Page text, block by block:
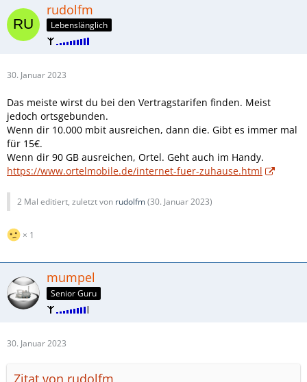
rudolfm
Lebenslänglich
30. Januar 2023
Das meiste wirst du bei den Vertragstarifen finden. Meist
jedoch ortsgebunden.
Wenn dir 10.000 mbit ausreichen, dann die. Gibt es immer mal
für 15€.
Wenn dir 90 GB ausreichen, Ortel. Geht auch im Handy.
https://www.ortelmobile.de/internet-fuer-zuhause.html
2 Mal editiert, zuletzt von rudolfm(30. Januar 2023)
1
mumpel
Senior Guru
30. Januar 2023
Zitat von rudolfm